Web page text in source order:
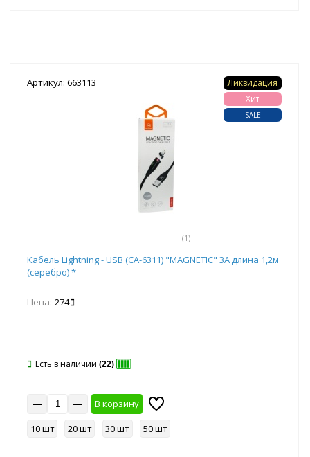
Артикул: 663113
(1)
Ликвидация
Хит
SALE
Кабель Lightning - USB (CA-6311) "MAGNETIC" 3А длина 1,2м
(серебро) *
Цена: 274
Есть в наличии (22)
В корзину
10 шт
20 шт 30 шт 50 шт